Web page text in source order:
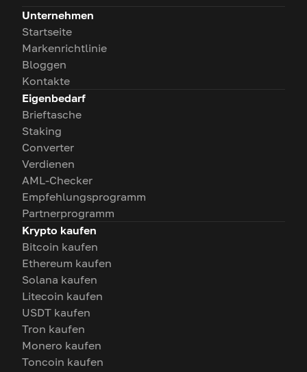
Unternehmen
Startseite
Markenrichtlinie
Bloggen
Kontakte
Eigenbedarf
Brieftasche
Staking
Converter
Verdienen
AML-Checker
Empfehlungsprogramm
Partnerprogramm
Krypto kaufen
Bitcoin kaufen
Ethereum kaufen
Solana kaufen
Litecoin kaufen
USDT kaufen
Tron kaufen
Monero kaufen
Toncoin kaufen